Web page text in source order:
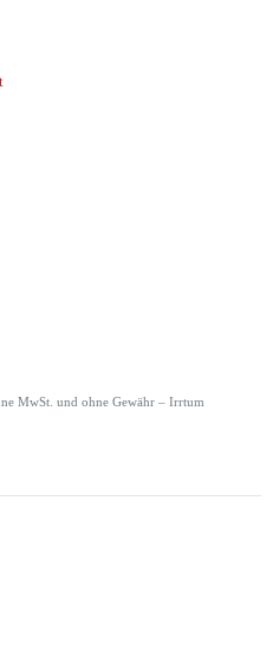
MwSt. und ohne Gewähr – Irrtum